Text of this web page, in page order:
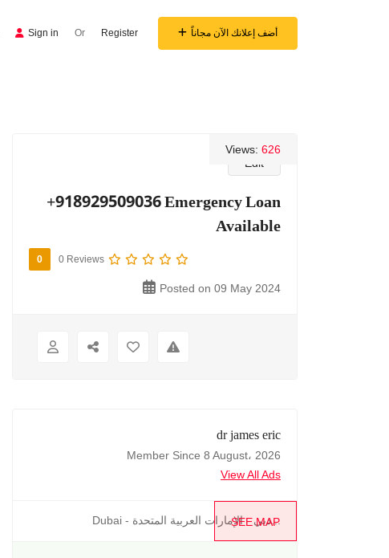
Sign in Or Register أضف إعلانك الآن مجاناً
Edit
Views: 626
+918929509036 Emergency Loan
Available
0 0 Reviews
Posted on 09 May 2024
dr james eric
Member Since 8 August، 2026
View All Ads
SEE MAP
Dubai - دبي - الإمارات العربية المتحدة...